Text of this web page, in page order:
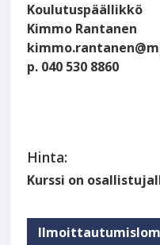
Koulutuspäällikkö
Kimmo Rantanen
p. 040 530 8860
Hinta:
Kurssi on